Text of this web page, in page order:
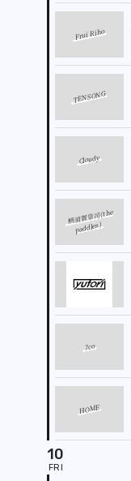
Frui Riho
TENSONG
Cloudy
柄須賀皇司(the
paddles)
7co
HOME
10